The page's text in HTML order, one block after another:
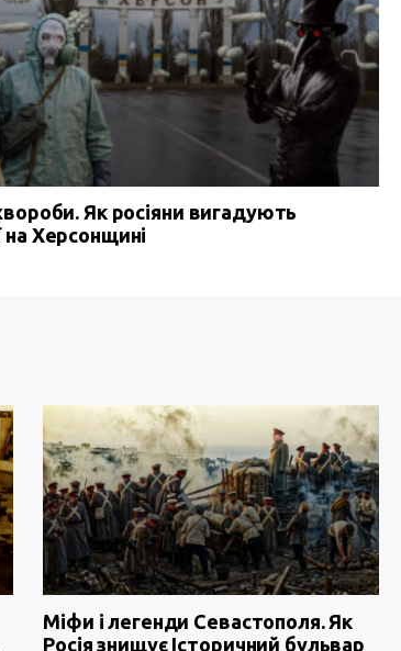
Як росіяни вигадують
на Херсонщині
Міфи і легенди Севастополя. Як
Росія знищує Історичний бульвар